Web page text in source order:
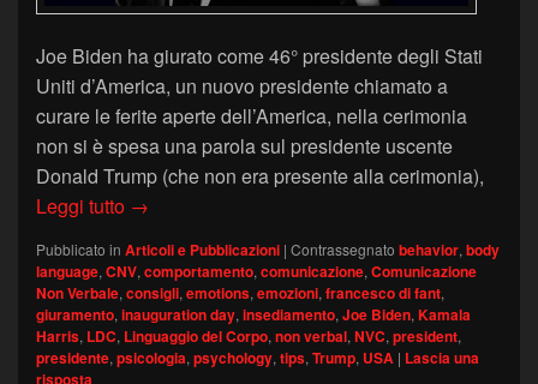
Joe Biden ha giurato come 46° presidente degli Stati
Uniti d’America, un nuovo presidente chiamato a
curare le ferite aperte dell’America, nella cerimonia
non si è spesa una parola sul presidente uscente
Donald Trump (che non era presente alla cerimonia),
Leggi tutto Il Linguaggio del Corpo di Joe Biden e Kamala
→
Pubblicato in Articoli e Pubblicazioni | Contrassegnato behavior,body
language,CNV,comportamento,comunicazione,Comunicazione
Non Verbale,consigli,emotions,emozioni,francesco di fant,
giuramento,inauguration day,insediamento,Joe Biden,Kamala
Harris, LDC, Linguaggio del Corpo,non verbal,NVC,president,
presidente,psicologia,psychology,tips,Trump, USA | Lascia una